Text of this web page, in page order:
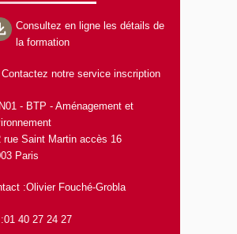
Consultez en ligne les détails de
la formation
Contactez notre service inscription
- BTP - Aménagement et
rue Saint Martin accès 16
Paris
:Olivier Fouché-Grobla
40 27 24 27